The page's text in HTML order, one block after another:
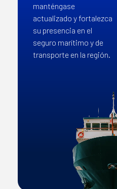
manténgase
actualizado y fortalezca
su presencia en el
seguro marítimo y de
transporte en la región.